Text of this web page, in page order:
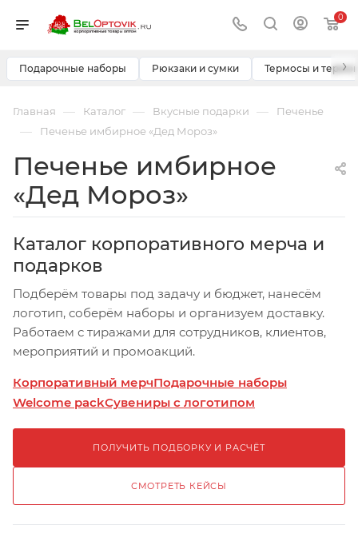
0
Подарочные наборы Рюкзаки и сумки Термосы и ›
Главная — Каталог — Вкусные подарки — Печенье
— Печенье имбирное «Дед Мороз»
Печенье имбирное
«Дед Мороз»
Каталог корпоративного мерча и
подарков
Подберём товары под задачу и бюджет, нанесём
логотип, соберём наборы и организуем доставку.
Работаем с тиражами для сотрудников, клиентов,
мероприятий и промоакций.
Корпоративный мерчПодарочные наборы
Welcome packСувениры с логотипом
ПОЛУЧИТЬ ПОДБОРКУ И РАСЧЁТ
СМОТРЕТЬ КЕЙСЫ